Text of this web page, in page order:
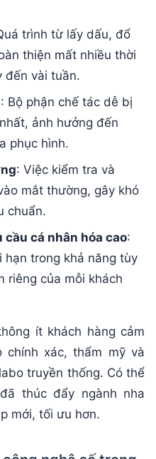
trình từ lấy dấu, đổ
thiện mất nhiều thời
đến vài tuần.
: Bộ phận chế tác dễ bị
ảnh hưởng đến
phục hình.
: Việc kiểm tra và
mắt thường, gây khó
chuẩn.
cá nhân hóa cao:
hạn trong khả năng tùy
riêng của mỗi khách
ít khách hàng cảm
xác, thẩm mỹ và
truyền thống. Có thể
thúc đẩy ngành nha
mới, tối ưu hơn.